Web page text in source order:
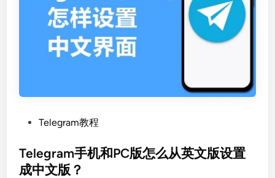
s
t
Telegram教程
Telegram手机和PC版怎么从英文版设置
成中文版？